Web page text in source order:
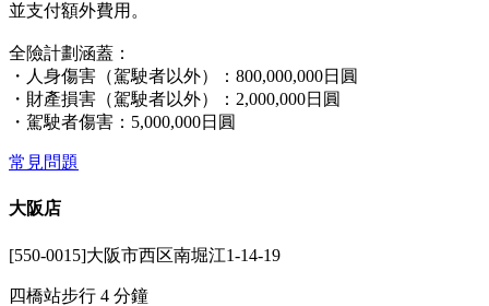
並支付額外費用。
全險計劃涵蓋：
・人身傷害（駕駛者以外）：800,000,000日圓
・財產損害（駕駛者以外）：2,000,000日圓
・駕駛者傷害：5,000,000日圓
常見問題
大阪店
[550-0015]大阪市西区南堀江1-14-19
四橋站步行 4 分鐘